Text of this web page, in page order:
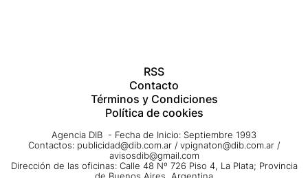
RSS
Contacto
Términos y Condiciones
Política de cookies
Agencia DIB - Fecha de Inicio: Septiembre 1993
Contactos: publicidad@dib.com.ar / vpignaton@dib.com.ar /
avisosdib@gmail.com
Dirección de las oficinas: Calle 48 Nº 726 Piso 4, La Plata; Provincia